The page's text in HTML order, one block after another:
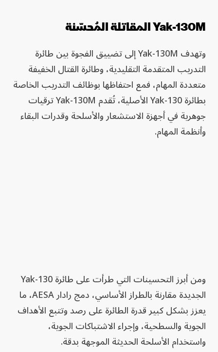
Yak-130M المقاتلة المُحسّنة
وتهدف Yak-130M إلى تضييق الفجوة بين طائرة
التدريب المتقدمة التقليدية، وطائرة القتال الخفيفة
متعددة المهام، فمع احتفاظها بوظائف التدريب الخاصة
بطائرة Yak-130 الأصلية، تُقدم Yak-130M ترقيات
جوهرية في أجهزة الاستشعار والأسلحة وقدرات البقاء
وأنظمة المهام.
ومن أبرز التحسينات التي طرأت على طائرة Yak-130
الجديدة مقارنة بالطراز الأساسي، دمج رادار AESA، ما
يعزز بشكل كبير قدرة الطائرة على رصد وتتبع الأهداف
الجوية والسطحية، وإجراء الاشتباكات الجوية،
واستخدام الأسلحة الحديثة الموجهة بدقة.